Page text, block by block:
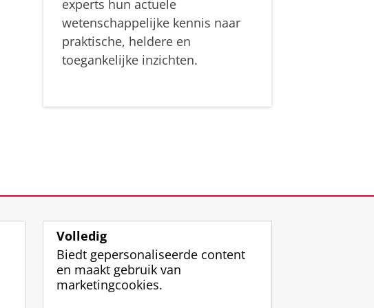
experts hun actuele
wetenschappelijke kennis naar
praktische, heldere en
toegankelijke inzichten.
Volledig
Biedt gepersonaliseerde content
en maakt gebruik van
marketingcookies.